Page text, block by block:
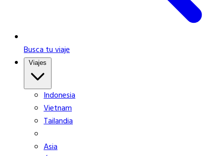
Busca tu viaje
Indonesia
Vietnam
Tailandia
Asia